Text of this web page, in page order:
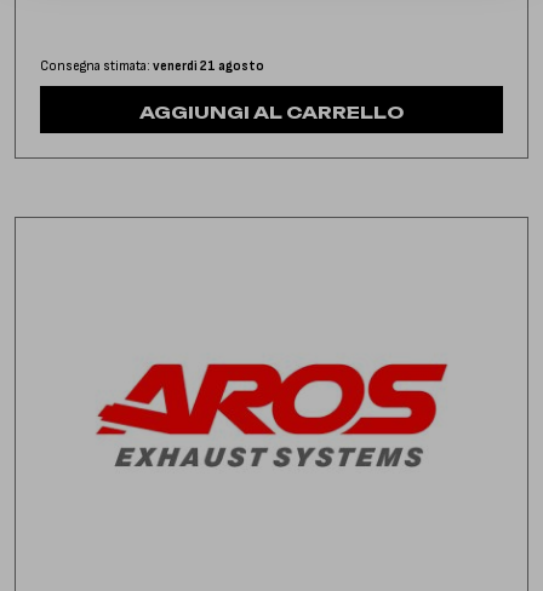
Consegna stimata: venerdì 21 agosto
AGGIUNGI AL CARRELLO